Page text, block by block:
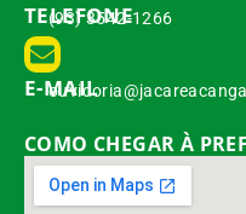
TELEFONE
(93) 3542-1266
E-MAIL
COMO CHEGAR À